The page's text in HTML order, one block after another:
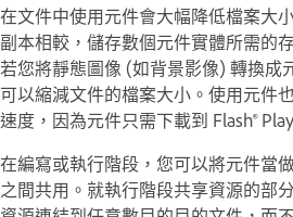
在文件中使用元件會大幅降低檔案大
副本相較，儲存數個元件實體所需的
若您將靜態圖像 (如背景影像) 轉換成
可以縮減文件的檔案大小。使用元件
速度，因為元件只需下載到 Flash®
在編寫或執行階段，您可以將元件當
之間共用。就執行階段共享資源的部